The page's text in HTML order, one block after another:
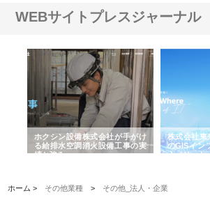
WEBサイトプレスジャーナル
ホクシン設備株式会社が手がけ
る給排水空調消火設備工事の実
績と強み
株式会社東
のGISイン
入メリット
ホーム > その他業種 > その他_法人・企業